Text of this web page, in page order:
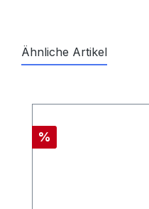
Ähnliche Artikel
Rabatt
%